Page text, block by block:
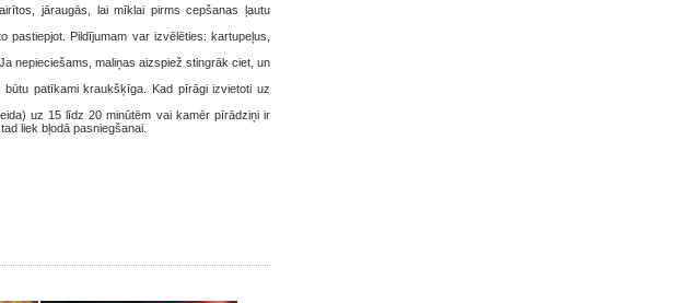
jāraugās, lai mīklai pirms cepšanas ļautu
Pildījumam var izvēlēties: kartupeļus,
nepieciešams, maliņas aizspiež stingrāk ciet, un
patīkami kraukšķīga. Kad pīrāgi izvietoti uz
uz 15 līdz 20 minūtēm vai kamēr pīrādziņi ir
liek bļodā pasniegšanai.